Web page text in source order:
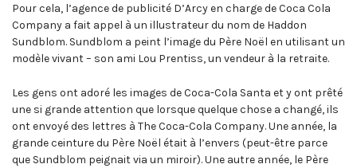
Pour cela, l’agence de publicité D’Arcy en charge de Coca Cola
Company a fait appel à un illustrateur du nom de Haddon
Sundblom. Sundblom a peint l’image du Père Noël en utilisant un
modèle vivant – son ami Lou Prentiss, un vendeur à la retraite.
Les gens ont adoré les images de Coca-Cola Santa et y ont prêté
une si grande attention que lorsque quelque chose a changé, ils
ont envoyé des lettres à The Coca-Cola Company. Une année, la
grande ceinture du Père Noël était à l’envers (peut-être parce
que Sundblom peignait via un miroir). Une autre année, le Père